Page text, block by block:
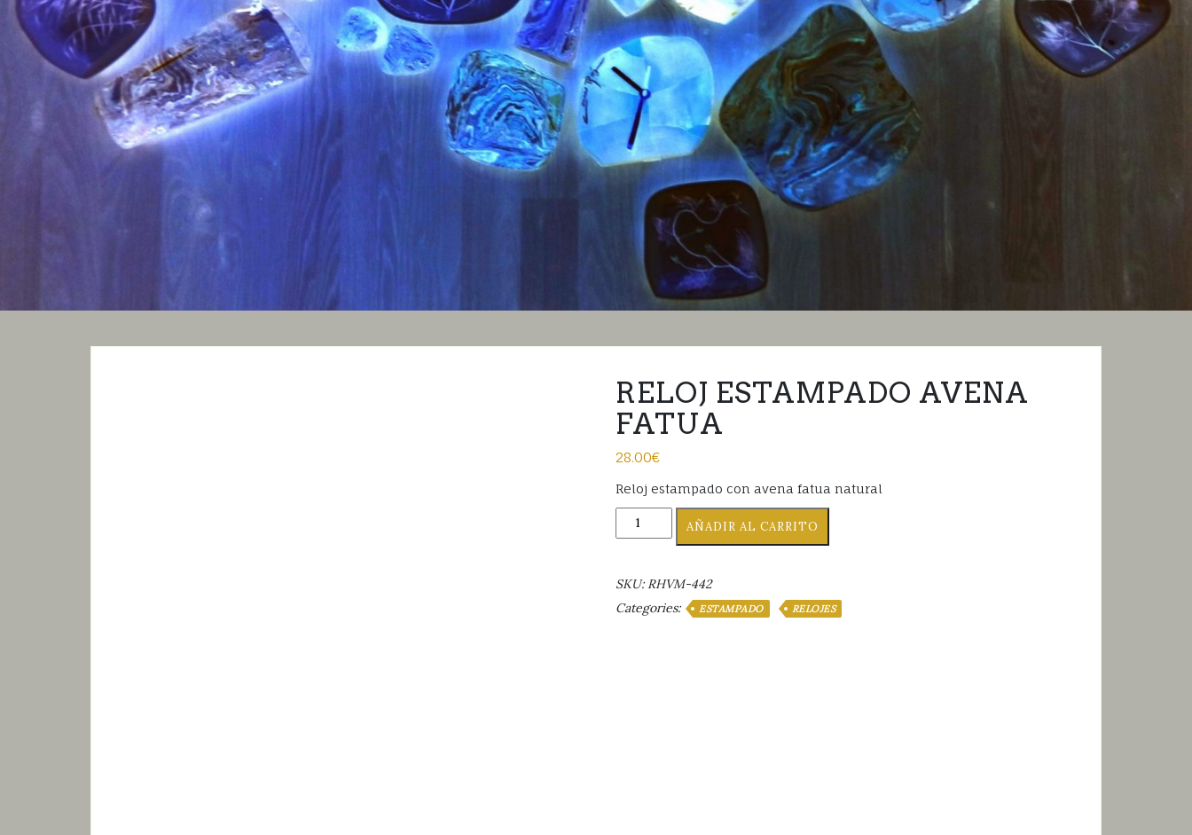
RELOJ ESTAMPADO AVENA
FATUA
28.00€
Reloj estampado con avena fatua natural
RELOJ
ESTAMPADO
cantidad
AÑADIR AL CARRITO
SKU: RHVM-442
Categories:
ESTAMPADO RELOJES